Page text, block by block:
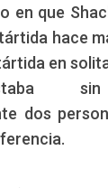
en que
hace
en
sin
dos